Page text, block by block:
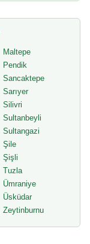
Maltepe
Pendik
Sancaktepe
Sarıyer
Silivri
Sultanbeyli
Sultangazi
Şile
Şişli
Tuzla
Ümraniye
Üsküdar
Zeytinburnu